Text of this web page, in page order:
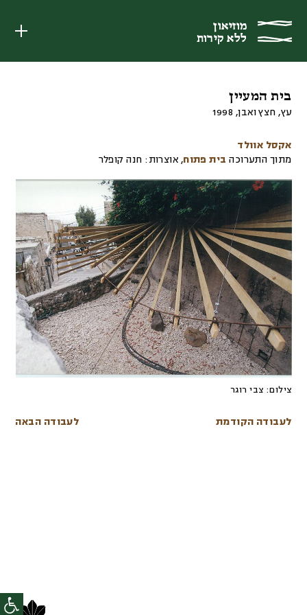
מוזיאון
ללא קירות
מוזיאון
ללא קירות
בית המעיין
עץ, חצץ ואבן,
1998
אקסל אוולד
מתוך התערוכה בית פתוח, אוצרות: חנה קופלר
צילום: צבי רוגר
לעבודה הקודמת לעבודה הבאה